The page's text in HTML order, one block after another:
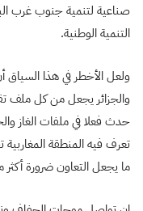
صناعية لتنمية جنوب غرب
التنمية الوطنية.
ولعل الأخطر في هذا السياق
والجزائر يجعل من كل ملف
حدث فعلا في ملفات الغاز
تعرف فيه المنطقة
ما يجعل التعاون ضرورة أكثر